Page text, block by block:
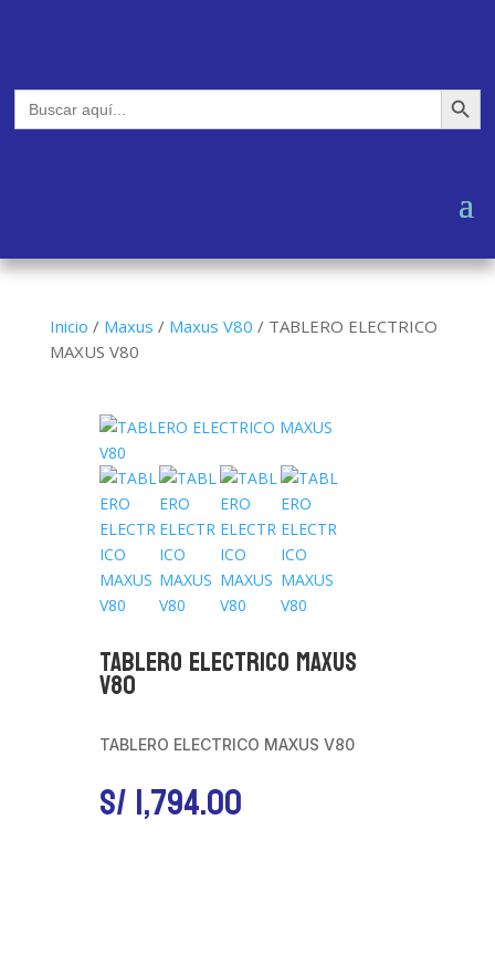
Buscar: Botón de
Inicio / Maxus / Maxus V80 / TABLERO ELECTRICO
MAXUS V80
TABLERO ELECTRICO MAXUS
V80
TABLERO ELECTRICO MAXUS V80
S/1,794.00